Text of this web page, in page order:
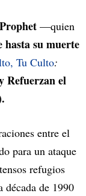
—quien
hasta su muerte
Tu Culto:
Refuerzan el
entre el
para un ataque
refugios
de 1990